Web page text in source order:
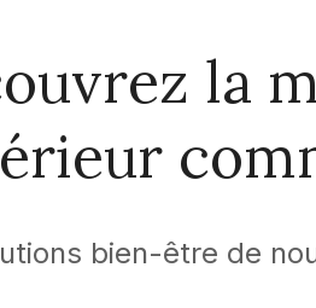
la
bien-être de